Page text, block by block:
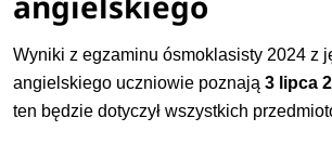
Wyniki z egzaminu ósmoklasisty 2024 z
angielskiego uczniowie poznają3 lipca
ten będzie dotyczył wszystkich